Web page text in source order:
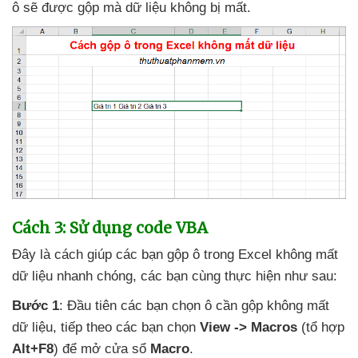
ô sẽ được gộp mà dữ liệu không bị mất.
Cách 3: Sử dụng code VBA
Đây là cách giúp các bạn gộp ô trong Excel không mất
dữ liệu nhanh chóng, các bạn cùng thực hiện như sau:
Bước 1: Đầu tiên các bạn chọn ô cần gộp không mất
dữ liệu, tiếp theo các bạn chọn View -> Macros (tổ hợp
Alt+F8) để mở cửa sổ Macro.